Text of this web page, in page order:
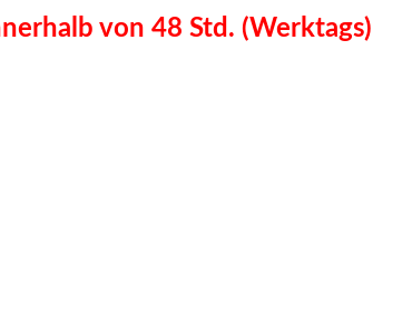
von 48 Std. (Werktags)